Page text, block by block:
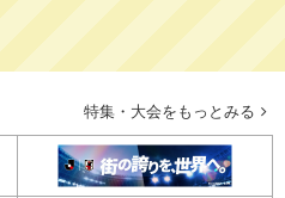
特集・大会をもっとみる